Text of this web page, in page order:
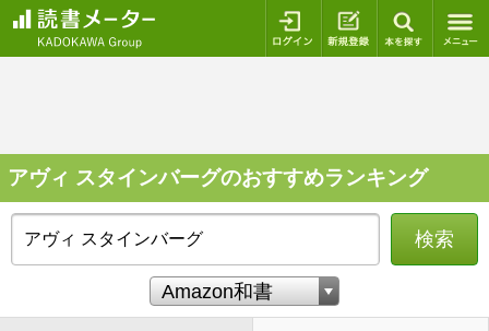
ログイン 新規登録
アヴィ スタインバーグのおすすめランキング
検索